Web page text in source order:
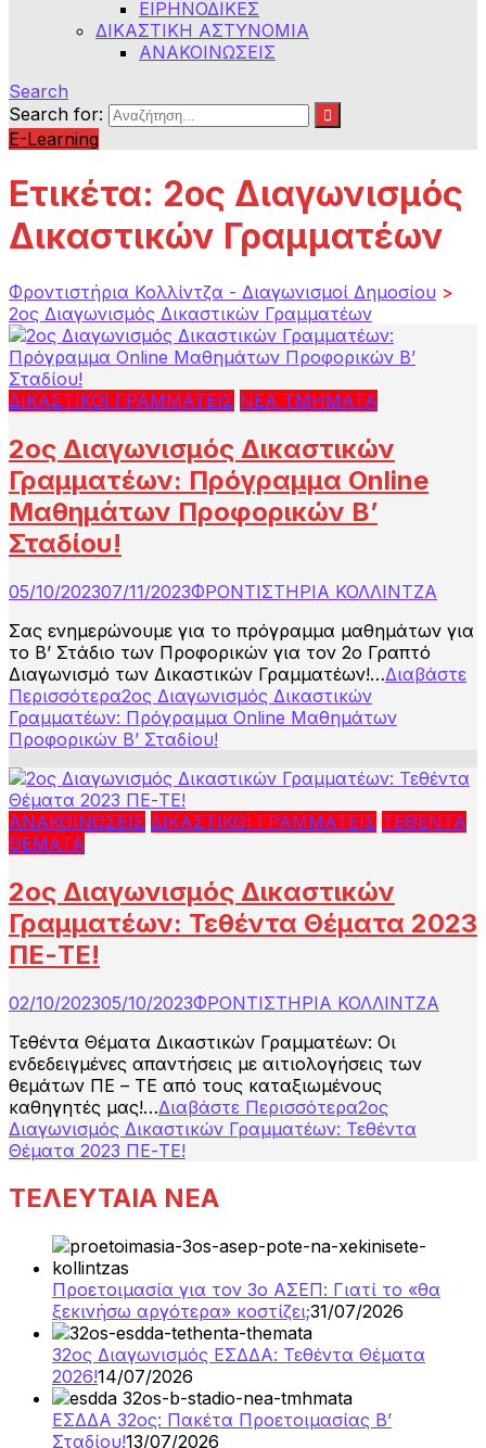
ΕΙΡΗΝΟΔΙΚΕΣ
ΔΙΚΑΣΤΙΚΗ ΑΣΤΥΝΟΜΙΑ
ΑΝΑΚΟΙΝΩΣΕΙΣ
Search
Search for:
E-Learning
Ετικέτα: 2ος Διαγωνισμός
Δικαστικών Γραμματέων
Φροντιστήρια Κολλίντζα - Διαγωνισμοί Δημοσίου >
2ος Διαγωνισμός Δικαστικών Γραμματέων
ΔΙΚΑΣΤΙΚΟΙ ΓΡΑΜΜΑΤΕΙΣ ΝΕΑ ΤΜΗΜΑΤΑ
2ος Διαγωνισμός Δικαστικών
Γραμματέων: Πρόγραμμα Online
Μαθημάτων Προφορικών Β’
Σταδίου!
05/10/202307/11/2023ΦΡΟΝΤΙΣΤΗΡΙΑ ΚΟΛΛΙΝΤΖΑ
Σας ενημερώνουμε για το πρόγραμμα μαθημάτων για
το Β’ Στάδιο των Προφορικών για τον 2ο Γραπτό
Διαγωνισμό των Δικαστικών Γραμματέων!…Διαβάστε
Περισσότερα2ος Διαγωνισμός Δικαστικών
Γραμματέων: Πρόγραμμα Online Μαθημάτων
Προφορικών Β’ Σταδίου!
ΑΝΑΚΟΙΝΩΣΕΙΣ ΔΙΚΑΣΤΙΚΟΙ ΓΡΑΜΜΑΤΕΙΣ ΤΕΘΕΝΤΑ
ΘΕΜΑΤΑ
2ος Διαγωνισμός Δικαστικών
Γραμματέων: Τεθέντα Θέματα 2023
ΠΕ-ΤΕ!
02/10/202305/10/2023ΦΡΟΝΤΙΣΤΗΡΙΑ ΚΟΛΛΙΝΤΖΑ
Τεθέντα Θέματα Δικαστικών Γραμματέων: Οι
ενδεδειγμένες απαντήσεις με αιτιολογήσεις των
θεμάτων ΠΕ – ΤΕ από τους καταξιωμένους
καθηγητές μας!…Διαβάστε Περισσότερα2ος
Διαγωνισμός Δικαστικών Γραμματέων: Τεθέντα
Θέματα 2023 ΠΕ-ΤΕ!
ΤΕΛΕΥΤΑΙΑ ΝΕΑ
Προετοιμασία για τον 3ο ΑΣΕΠ: Γιατί το «θα
ξεκινήσω αργότερα» κοστίζει;31/07/2026
32ος Διαγωνισμός ΕΣΔΔΑ: Τεθέντα Θέματα
2026!14/07/2026
ΕΣΔΔΑ 32ος: Πακέτα Προετοιμασίας Β’
Σταδίου!13/07/2026